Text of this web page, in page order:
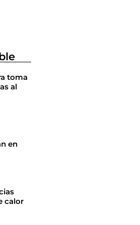
toma
al
en
calor